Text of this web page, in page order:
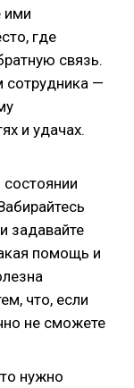
ими
где
связь.
сотрудника —
и удачах.
задавайте
помощь и
что, если
не сможете
нужно